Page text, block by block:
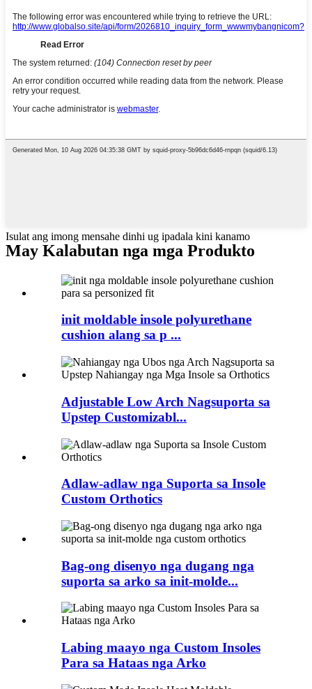
Isulat ang imong mensahe dinhi ug ipadala kini kanamo
May Kalabutan nga mga Produkto
init moldable insole polyurethane
cushion alang sa p ...
Adjustable Low Arch Nagsuporta sa
Upstep Customizabl...
Adlaw-adlaw nga Suporta sa Insole
Custom Orthotics
Bag-ong disenyo nga dugang nga
suporta sa arko sa init-molde...
Labing maayo nga Custom Insoles
Para sa Hataas nga Arko